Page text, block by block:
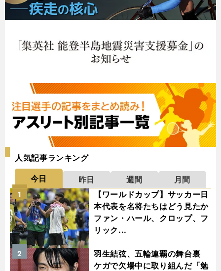
人気記事ランキング
今日 昨日 週間
月間
【ワールドカップ】サッカー日
本代表を名将たちはどう見たか
ファン・ハール、クロップ、フ
リック...
1
羽生結弦、五輪連覇の舞台裏
ケガで欠場中に取り組んだ「勉
2